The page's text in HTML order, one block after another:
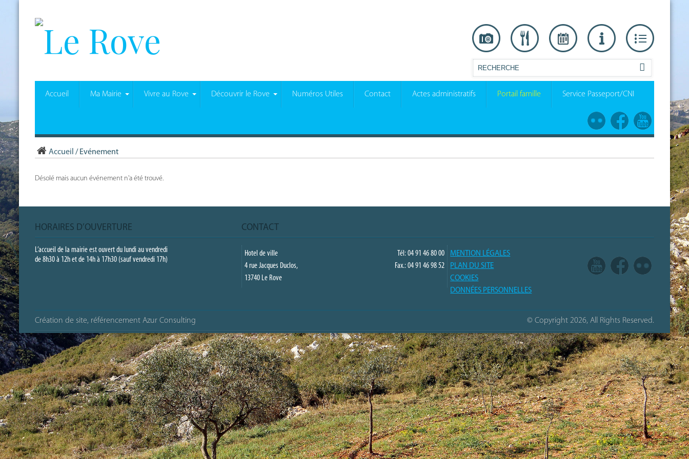
Accueil Ma Mairie Vivre au Rove Découvrir le Rove Numéros Utiles Contact Actes administratifs Portail famille Service Passeport/CNI
Accueil / Evénement
Désolé mais aucun événement n'a été trouvé.
HORAIRES D’OUVERTURE
L’accueil de la mairie est ouvert du lundi au vendredi
de 8h30 à 12h et de 14h à 17h30 (sauf vendredi 17h)
CONTACT
Hotel de ville
Tél: 04 91 46 80 00
4 rue Jacques Duclos,
Fax.: 04 91 46 98 52
13740 Le Rove
MENTION LÉGALES
PLAN DU SITE
COOKIES
DONNÉES PERSONNELLES
Création de site, référencement Azur Consulting © Copyright 2026, All Rights Reserved.